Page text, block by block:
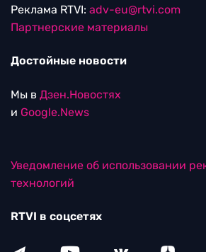
Реклама RTVI: adv-eu@rtvi.com
Партнерские материалы
Достойные новости
Мы в Дзен.Новостях
и Google.News
Уведомление об использовании
технологий
RTVI в соцсетях